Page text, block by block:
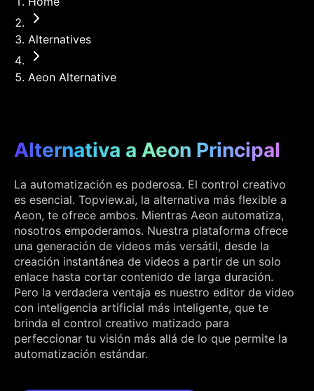
Alternatives
Aeon Alternative
Alternativa a Aeon Principal
La automatización es poderosa. El control creativo
es esencial. Topview.ai, la alternativa más flexible a
Aeon, te ofrece ambos. Mientras Aeon automatiza,
nosotros empoderamos. Nuestra plataforma ofrece
una generación de videos más versátil, desde la
creación instantánea de videos a partir de un solo
enlace hasta cortar contenido de larga duración.
Pero la verdadera ventaja es nuestro editor de video
con inteligencia artificial más inteligente, que te
brinda el control creativo matizado para
perfeccionar tu visión más allá de lo que permite la
automatización estándar.